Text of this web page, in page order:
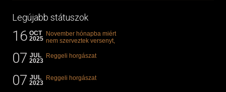
Legújabb státuszok
16 OCT
2025
November hónapba miért
nem szerveztek versenyt,
"kárászos"...
07 JUL
2023
Reggeli horgászat
07 JUL
2023
Reggeli horgászat